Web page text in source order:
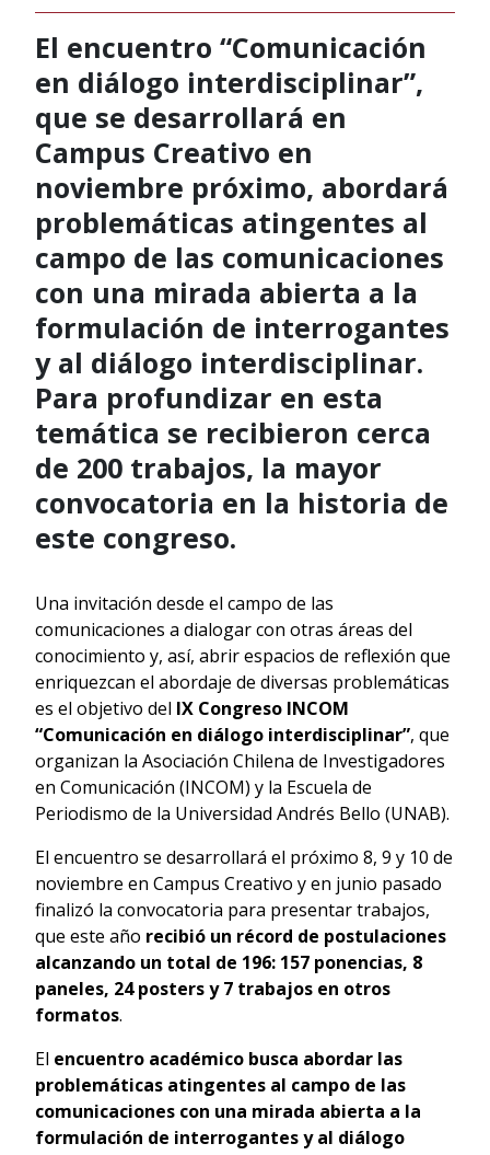
El encuentro “Comunicación
en diálogo interdisciplinar”,
que se desarrollará en
Campus Creativo en
noviembre próximo, abordará
problemáticas atingentes al
campo de las comunicaciones
con una mirada abierta a la
formulación de interrogantes
y al diálogo interdisciplinar.
Para profundizar en esta
temática se recibieron cerca
de 200 trabajos, la mayor
convocatoria en la historia de
este congreso.
Una invitación desde el campo de las
comunicaciones a dialogar con otras áreas del
conocimiento y, así, abrir espacios de reflexión que
enriquezcan el abordaje de diversas problemáticas
es el objetivo del IX Congreso INCOM
“Comunicación en diálogo interdisciplinar”, que
organizan la Asociación Chilena de Investigadores
en Comunicación (INCOM) y la Escuela de
Periodismo de la Universidad Andrés Bello (UNAB).
El encuentro se desarrollará el próximo 8, 9 y 10 de
noviembre en Campus Creativo y en junio pasado
finalizó la convocatoria para presentar trabajos,
que este año recibió un récord de postulaciones
alcanzando un total de 196: 157 ponencias, 8
paneles, 24 posters y 7 trabajos en otros
formatos.
El encuentro académico busca abordar las
problemáticas atingentes al campo de las
comunicaciones con una mirada abierta a la
formulación de interrogantes y al diálogo